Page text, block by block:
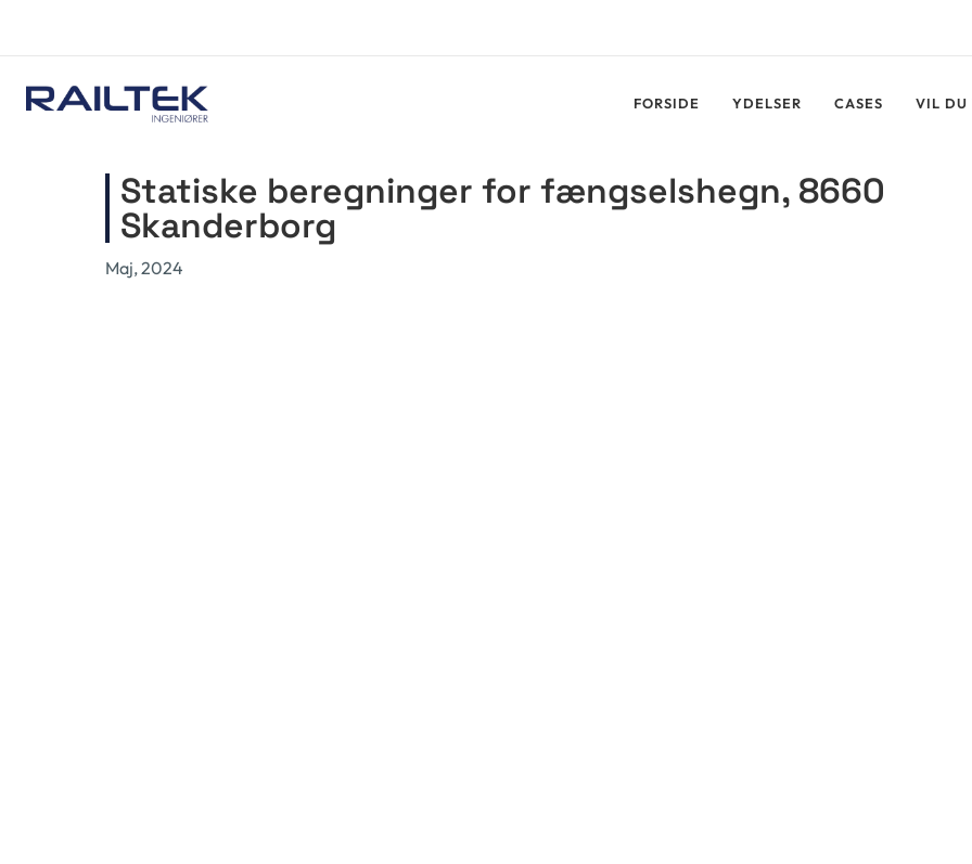
FORSIDE YDELSER CASES VIL DU
Statiske beregninger for fængselshegn, 8660
Skanderborg
Maj, 2024